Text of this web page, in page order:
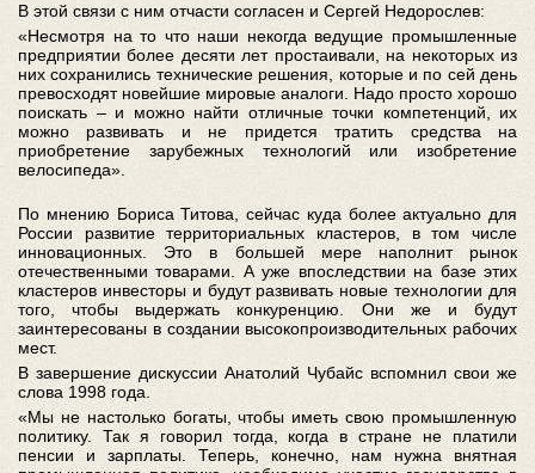
В этой связи с ним отчасти согласен и Сергей Недорослев:
«Несмотря на то что наши некогда ведущие промышленные
предприятии более десяти лет простаивали, на некоторых из
них сохранились технические решения, которые и по сей день
превосходят новейшие мировые аналоги. Надо просто хорошо
поискать – и можно найти отличные точки компетенций, их
можно развивать и не придется тратить средства на
приобретение зарубежных технологий или изобретение
велосипеда».
По мнению Бориса Титова, сейчас куда более актуально для
России развитие территориальных кластеров, в том числе
инновационных. Это в большей мере наполнит рынок
отечественными товарами. А уже впоследствии на базе этих
кластеров инвесторы и будут развивать новые технологии для
того, чтобы выдержать конкуренцию. Они же и будут
заинтересованы в создании высокопроизводительных рабочих
мест.
В завершение дискуссии Анатолий Чубайс вспомнил свои же
слова 1998 года.
«Мы не настолько богаты, чтобы иметь свою промышленную
политику. Так я говорил тогда, когда в стране не платили
пенсии и зарплаты. Теперь, конечно, нам нужна внятная